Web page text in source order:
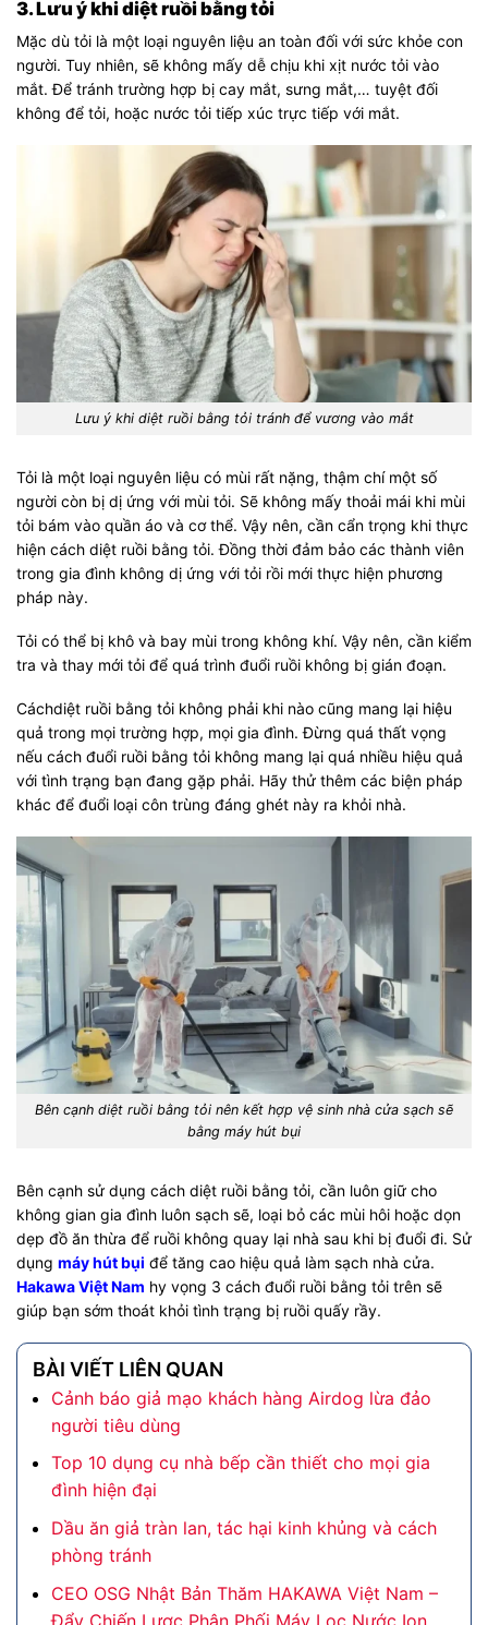
3. Lưu ý khi diệt ruồi bằng tỏi
Mặc dù tỏi là một loại nguyên liệu an toàn đối với sức khỏe con
người. Tuy nhiên, sẽ không mấy dễ chịu khi xịt nước tỏi vào
mắt. Để tránh trường hợp bị cay mắt, sưng mắt,… tuyệt đối
không để tỏi, hoặc nước tỏi tiếp xúc trực tiếp với mắt.
Lưu ý khi diệt ruồi bằng tỏi tránh để vương vào mắt
Tỏi là một loại nguyên liệu có mùi rất nặng, thậm chí một số
người còn bị dị ứng với mùi tỏi. Sẽ không mấy thoải mái khi mùi
tỏi bám vào quần áo và cơ thể. Vậy nên, cần cẩn trọng khi thực
hiện cách diệt ruồi bằng tỏi. Đồng thời đảm bảo các thành viên
trong gia đình không dị ứng với tỏi rồi mới thực hiện phương
pháp này.
Tỏi có thể bị khô và bay mùi trong không khí. Vậy nên, cần kiểm
tra và thay mới tỏi để quá trình đuổi ruồi không bị gián đoạn.
Cáchdiệt ruồi bằng tỏi không phải khi nào cũng mang lại hiệu
quả trong mọi trường hợp, mọi gia đình. Đừng quá thất vọng
nếu cách đuổi ruồi bằng tỏi không mang lại quá nhiều hiệu quả
với tình trạng bạn đang gặp phải. Hãy thử thêm các biện pháp
khác để đuổi loại côn trùng đáng ghét này ra khỏi nhà.
Bên cạnh diệt ruồi bằng tỏi nên kết hợp vệ sinh nhà cửa sạch sẽ
bằng máy hút bụi
Bên cạnh sử dụng cách diệt ruồi bằng tỏi, cần luôn giữ cho
không gian gia đình luôn sạch sẽ, loại bỏ các mùi hôi hoặc dọn
dẹp đồ ăn thừa để ruồi không quay lại nhà sau khi bị đuổi đi. Sử
dụng máy hút bụi để tăng cao hiệu quả làm sạch nhà cửa.
Hakawa Việt Nam hy vọng 3 cách đuổi ruồi bằng tỏi trên sẽ
giúp bạn sớm thoát khỏi tình trạng bị ruồi quấy rầy.
BÀI VIẾT LIÊN QUAN
Cảnh báo giả mạo khách hàng Airdog lừa đảo
người tiêu dùng
Top 10 dụng cụ nhà bếp cần thiết cho mọi gia
đình hiện đại
Dầu ăn giả tràn lan, tác hại kinh khủng và cách
phòng tránh
CEO OSG Nhật Bản Thăm HAKAWA Việt Nam –
Đẩy Chiến Lược Phân Phối Máy Lọc Nước Ion